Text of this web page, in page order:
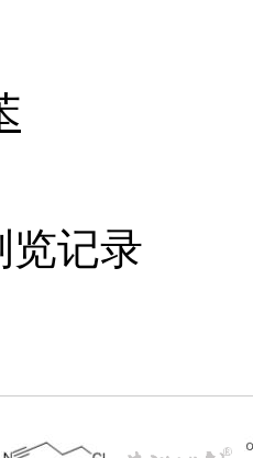
览记录